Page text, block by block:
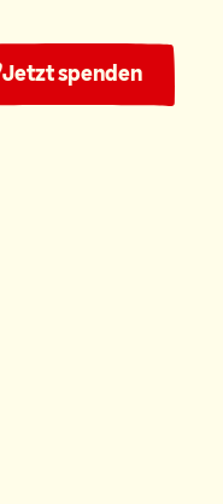
Jetzt spenden